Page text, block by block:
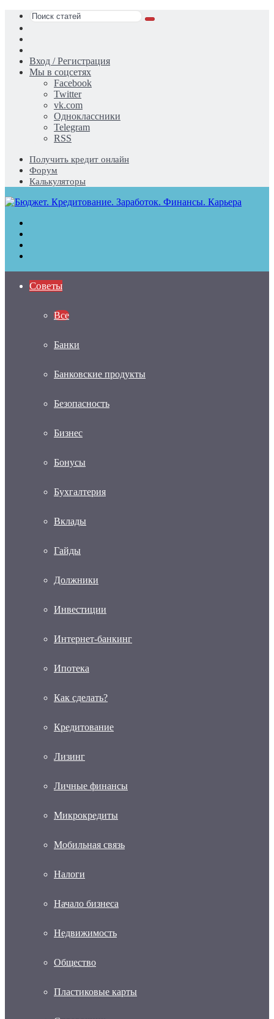
Поиск
статья
Вход / Регистрация
Мы в соцсетях
Facebook
Twitter
vk.com
Одноклассники
Telegram
RSS
Получить кредит онлайн
Форум
Калькуляторы
Советы
Все
Банки
Банковские продукты
Безопасность
Бизнес
Бонусы
Бухгалтерия
Вклады
Гайды
Должники
Инвестиции
Интернет-банкинг
Ипотека
Как сделать?
Кредитование
Лизинг
Личные финансы
Микрокредиты
Мобильная связь
Налоги
Начало бизнеса
Недвижимость
Общество
Пластиковые карты